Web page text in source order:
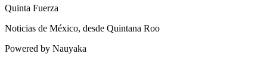
Quinta Fuerza
Noticias de México, desde Quintana Roo
Powered by Nauyaka